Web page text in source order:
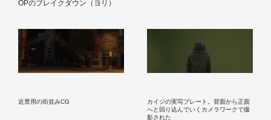
OPのブレイクダウン（ヨリ）
近景用の街並みCG
カイジの実写プレート。背面から正面
へと回り込んでいくカメラワークで撮
影された